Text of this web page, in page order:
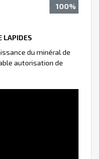
100%
LAPIDES
du minéral de
autorisation de